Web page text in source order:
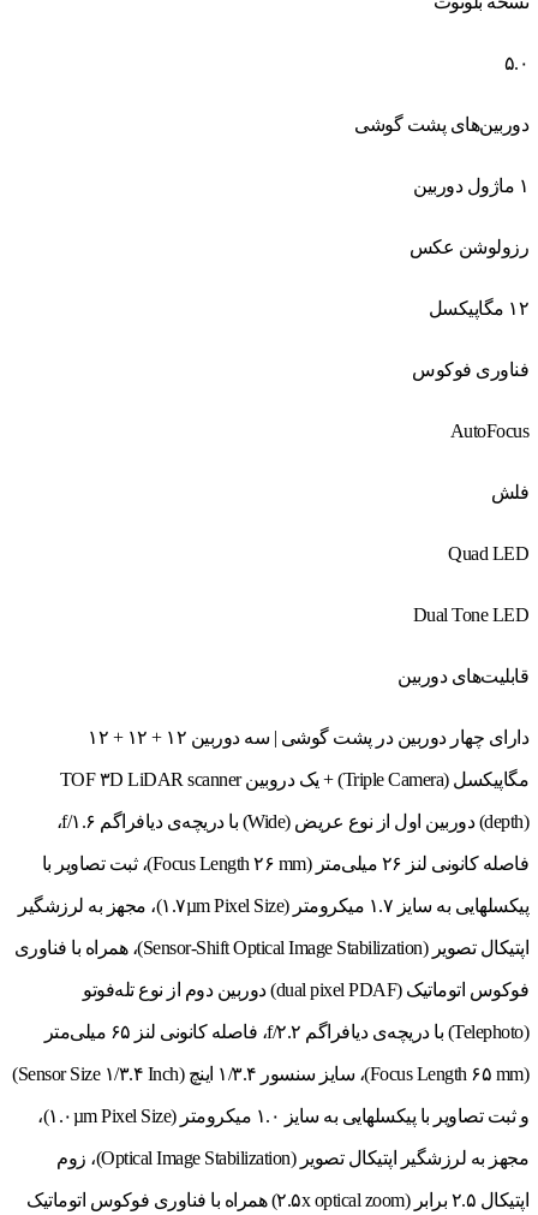
۵.۰
دوربین‌های پشت گوشی
۱ ماژول دوربین
رزولوشن عکس
۱۲ مگاپیکسل
فناوری فوکوس
AutoFocus
فلش
Quad LED
Dual Tone LED
قابلیت‌های دوربین
دارای چهار دوربین در پشت گوشی | سه دوربین ۱۲ + ۱۲ + ۱۲
مگاپیکسل (Triple Camera) + یک دروبین TOF ۳D LiDAR scanner
(depth) دوربین اول از نوع عریض (Wide) با دریچه‌ی دیافراگم f/۱.۶،
فاصله کانونی لنز ۲۶ میلی‌متر (Focus Length ۲۶ mm)، ثبت تصاویر با
پیکسل‎هایی به سایز ۱.۷ میکرومتر (۱.۷µm Pixel Size)، مجهز به لرزشگیر
اپتیکال تصویر (Sensor-Shift Optical Image Stabilization)، همراه با فناوری
فوکوس اتوماتیک (dual pixel PDAF) دوربین دوم از نوع تله‌فوتو
(Telephoto) با دریچه‌ی دیافراگم f/۲.۲، فاصله کانونی لنز ۶۵ میلی‌متر
(Focus Length ۶۵ mm)، سایز سنسور ۱/۳.۴ اینچ (Sensor Size ۱/۳.۴ Inch)
و ثبت تصاویر با پیکسل‎هایی به سایز ۱.۰ میکرومتر (۱.۰µm Pixel Size)،
مجهز به لرزشگیر اپتیکال تصویر (Optical Image Stabilization)، زوم
اپتیکال ۲.۵ برابر (۲.۵x optical zoom) همراه با فناوری فوکوس اتوماتیک